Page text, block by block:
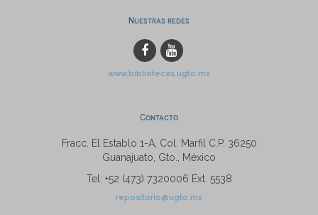
Nuestras redes
www.bibliotecas.ugto.mx
Contacto
Fracc. El Establo 1-A, Col. Marfil C.P. 36250
Guanajuato, Gto., México
Tel: +52 (473) 7320006 Ext. 5538
repositorio@ugto.mx